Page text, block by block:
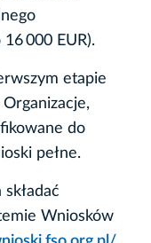
000 EUR).
etapie
do
pełne.
Wniosków